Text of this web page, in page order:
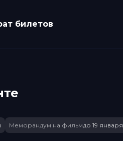
билетов
Меморандум на фильмдо 19 января